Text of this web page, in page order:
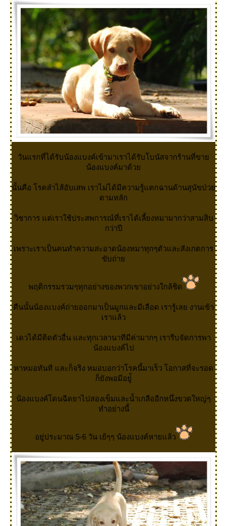
วันแรกที่ได้รับน้องแบงค์เข้ามาเราได้รับโบนัสจากร้านที่ขา
น้องแบงค์มาด้ว
นั้นคือ โรคลำไส้อับเสพ เราไม่ได้มีความรู้แตกฉานด้านสุนัขป่ว
ตามหลัก
วิชาการ แต่เราใช้ประสพการณ์ที่เราได้เลี้ยงหมามากว่าสามสิบ
กว่าปี
เพราะเราเป็นคนทำความสะอาดน้องหมาทุกๆตัวและสังเกตการ
ขับถ่า
พฤติกรรมรวมๆทุกอย่างของพวกเขาอย่างใกล้ชิด
คืนนั้นน้องแบงค์ถ่ายออกมาเป็นมูกและมีเลือด เรารู้เลย งานเข้า
เราแล้ว
เดวได้มีติดตัวอื่น และทุกเวลานาทีมีค่ามากๆ เรารีบจัดการพา
น้องแบงค์ไป
หาหมอทันที และก็จริง หมอบอกว่าโรคนี้มาเร็ว โอกาสที่จะรอด
ก็ยังพอมีอยู่้
น้องแบงค์โดนฉีดยาไปสองเข็มและน้ำเกลืออีกหนึ่งขวดใหญ่ๆ
ทำอย่างนี้
อยู่ประมาณ 5-6 วัน เย้ๆๆ น้องแบงค์หายแล้ว